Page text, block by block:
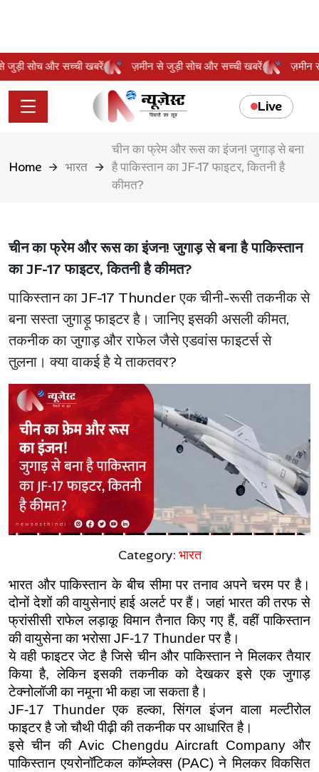
से जुड़ी सोच और सच्ची खबरें ज़मीन से जुड़ी सोच और सच्ची खबरें
Live
Home भारत
चीन का फ्रेम और रूस का इंजन! जुगाड़ से बना
है पाकिस्तान का JF-17 फाइटर, कितनी है
कीमत?
चीन का फ्रेम और रूस का इंजन! जुगाड़ से बना है पाकिस्तान
का JF-17 फाइटर, कितनी है कीमत?
पाकिस्तान का JF-17 Thunder एक चीनी-रूसी तकनीक से
बना सस्ता जुगाड़ू फाइटर है। जानिए इसकी असली कीमत,
तकनीक का जुगाड़ और राफेल जैसे एडवांस फाइटर्स से
तुलना। क्या वाकई है ये ताकतवर?
Category: भारत
भारत और पाकिस्तान के बीच सीमा पर तनाव अपने चरम पर है।
दोनों देशों की वायुसेनाएं हाई अलर्ट पर हैं। जहां भारत की तरफ से
फ्रांसीसी राफेल लड़ाकू विमान तैनात किए गए हैं, वहीं पाकिस्तान
की वायुसेना का भरोसा JF-17 Thunder पर है।
ये वही फाइटर जेट है जिसे चीन और पाकिस्तान ने मिलकर तैयार
किया है, लेकिन इसकी तकनीक को देखकर इसे एक जुगाड़
टेक्नोलॉजी का नमूना भी कहा जा सकता है।
JF-17 Thunder एक हल्का, सिंगल इंजन वाला मल्टीरोल
फाइटर है जो चौथी पीढ़ी की तकनीक पर आधारित है।
इसे चीन की Avic Chengdu Aircraft Company और
पाकिस्तान एयरोनॉटिकल कॉम्प्लेक्स (PAC) ने मिलकर विकसित